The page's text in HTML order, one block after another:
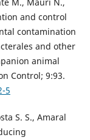
M., Mauri N.,
and control
contamination
and other
animal
Control; 9:93.
5
S. S., Amaral